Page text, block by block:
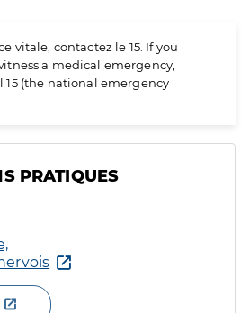
vitale, contactez le 15. If you
a medical emergency,
(the national emergency
PRATIQUES